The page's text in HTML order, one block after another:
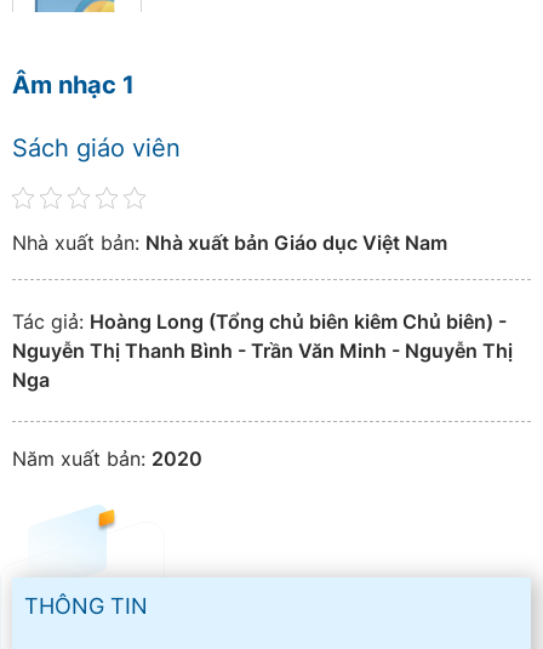
Âm nhạc 1
Sách giáo viên
Nhà xuất bản: Nhà xuất bản Giáo dục Việt Nam
Tác giả: Hoàng Long (Tổng chủ biên kiêm Chủ biên) -
Nguyễn Thị Thanh Bình - Trần Văn Minh - Nguyễn Thị
Nga
Năm xuất bản: 2020
THÔNG TIN